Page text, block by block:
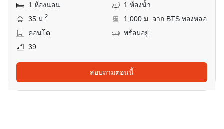
1 ห้องนอน
1 ห้องน้ำ
35 ม.2
1,000 ม. จาก BTS ทองหล่อ
คอนโด
พร้อมอยู่
39
สอบถามตอนนี้